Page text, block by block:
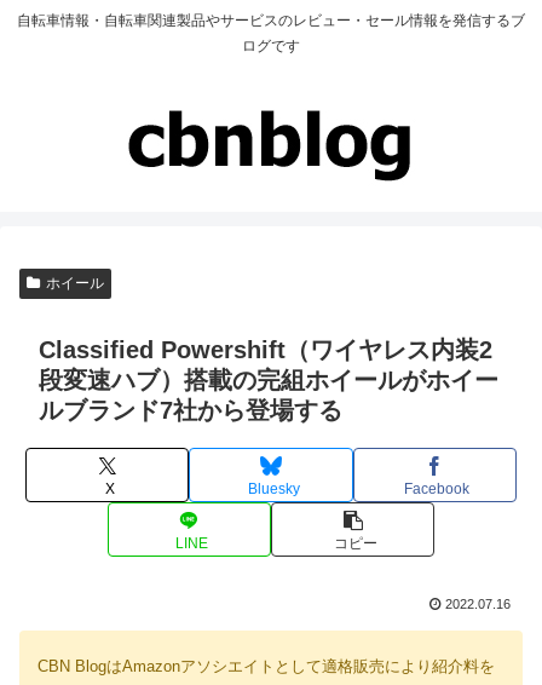
自転車情報・自転車関連製品やサービスのレビュー・セール情報を発信するブ
ログです
ホイール
Classified Powershift（ワイヤレス内装2
段変速ハブ）搭載の完組ホイールがホイー
ルブランド7社から登場する
X Bluesky Facebook
LINE コピー
2022.07.16
CBN BlogはAmazonアソシエイトとして適格販売により紹介料を